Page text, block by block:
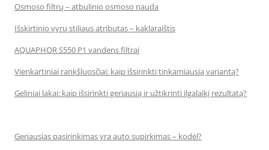
Osmoso filtrų – atbulinio osmoso nauda
Išskirtinio vyrų stiliaus atributas – kaklaraištis
AQUAPHOR S550 P1 vandens filtrai
Vienkartiniai rankšluosčiai: kaip išsirinkti tinkamiausią variantą?
Geliniai lakai: kaip išsirinkti geriausią ir užtikrinti ilgalaikį rezultatą?
Geriausias pasirinkimas yra auto supirkimas – kodėl?